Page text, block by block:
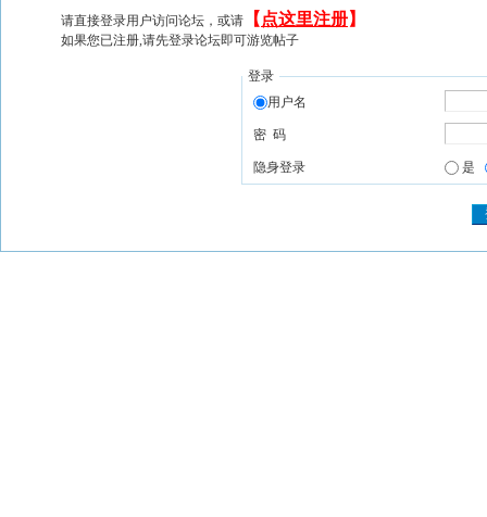
请直接登录用户访问论坛，或请 【 点这里注册】
如果您已注册,请先登录论坛即可游览帖子
登录
用户名
密 码
隐身登录 是